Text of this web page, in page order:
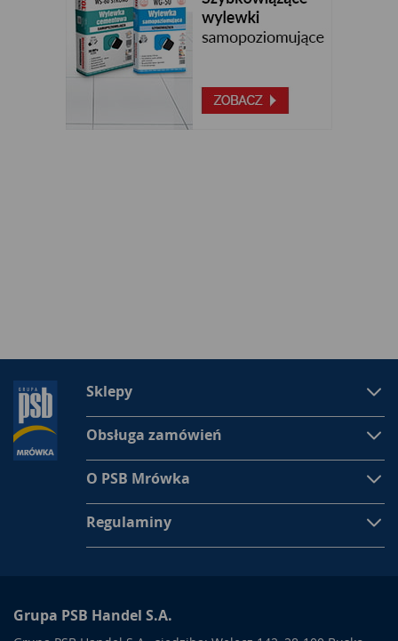
Sklepy
Obsługa zamówień
O PSB Mrówka
Regulaminy
Grupa PSB Handel S.A.